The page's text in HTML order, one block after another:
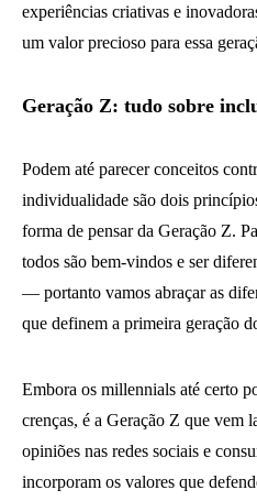
experiências criativas e
um valor precioso para essa
Geração Z: tudo sobre
Podem até parecer conceitos
individualidade são dois
forma de pensar da Geração Z.
todos são bem-vindos e ser
— portanto vamos abraçar as
que definem a primeira geração
Embora os millennials até certo
crenças, é a Geração Z que vem
opiniões nas redes sociais e
incorporam os valores que